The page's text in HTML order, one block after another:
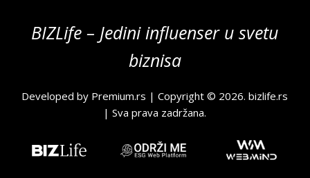
BIZLife – Jedini influenser u svetu
biznisa
Developed by Premium.rs | Copyright © 2026.bizlife.rs
| Sva prava zadržana.